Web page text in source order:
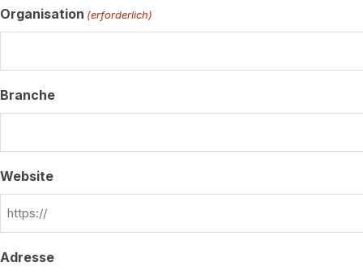
Organisation (erforderlich)
Branche
Website
Adresse